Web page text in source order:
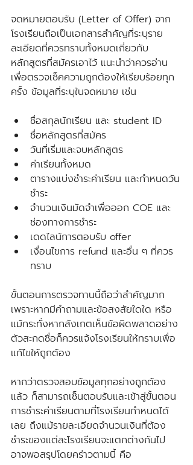
จดหมายตอบรับ (Letter of Offer) จาก
โรงเรียนถือเป็นเอกสารสำคัญที่ระบุราย
ละเอียดที่ควรทราบทั้งหมดเกี่ยวกับ
หลักสูตรที่สมัครเอาไว้ แนะนำว่าควรอ่าน
เพื่อตรวจเช็คความถูกต้องให้เรียบร้อยทุก
ครั้ง ข้อมูลที่ระบุในจดหมาย เช่น
ชื่อสกุลนักเรียน และ student ID
ชื่อหลักสูตรที่สมัคร
วันที่เริ่มและจบหลักสูตร
ค่าเรียนทั้งหมด
ตารางแบ่งชำระค่าเรียน และกำหนดวัน
ชำระ
จำนวนเงินมัดจำเพื่อออก COE และ
ช่องทางการชำระ
เดดไลน์การตอบรับ offer
เงื่อนไขการ refund และอื่น ๆ ที่ควร
ทราบ
ขั้นตอนการตรวจทานนี้ถือว่าสำคัญมาก
เพราะหากมีคำถามและข้อสงสัยใดใด หรือ
แม้กระทั่งหากสังเกตเห็นข้อผิดพลาดอย่าง
ตัวสะกดชื่อก็ควรแจ้งโรงเรียนให้ทราบเพื่อ
แก้ไขให้ถูกต้อง
หากว่าตรวจสอบข้อมูลทุกอย่างถูกต้อง
แล้ว ก็สามารถเซ็นตอบรับและเข้าสู่ขั้นตอน
การชำระค่าเรียนตามที่โรงเรียนกำหนดได้
เลย ถึงแม้รายละเอียดจำนวนเงินที่ต้อง
ชำระของแต่ละโรงเรียนจะแตกต่างกันไป
อาจพอสรุปโดยคร่าวตามนี้ คือ